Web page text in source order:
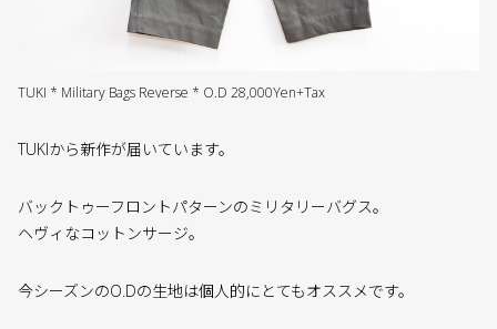
TUKI * Military Bags Reverse * O.D 28,000Yen+Tax
TUKIから新作が届いています。
バックトゥーフロントパターンのミリタリーバグス。
ヘヴィなコットンサージ。
今シーズンのO.Dの生地は個人的にとてもオススメです。